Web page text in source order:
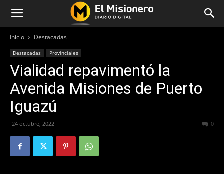
Inicio Destacadas
Destacadas Provinciales
Vialidad repavimentó la
Avenida Misiones de Puerto
Iguazú
24 octubre, 2022 0